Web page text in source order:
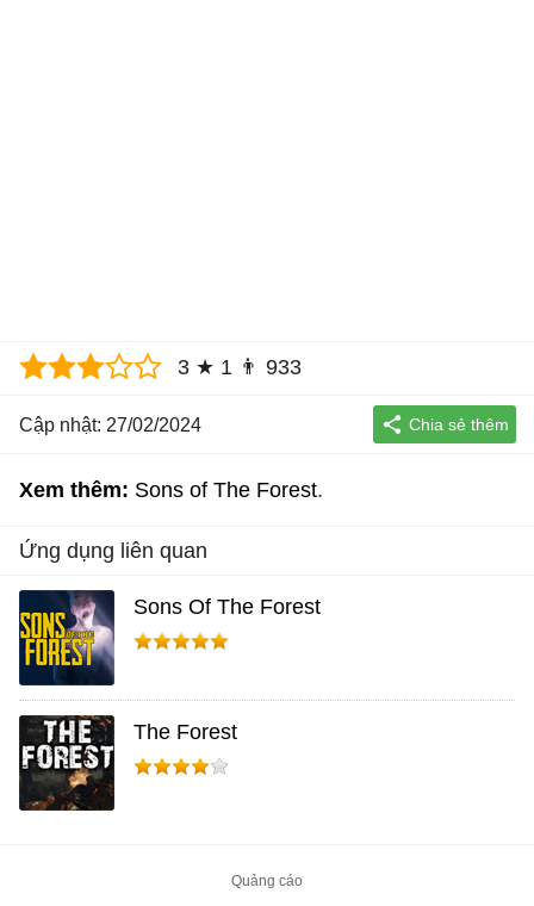
3 ★ 1 👨 933
Cập nhật: 27/02/2024
Xem thêm: Sons of The Forest
Ứng dụng liên quan
Sons Of The Forest
The Forest